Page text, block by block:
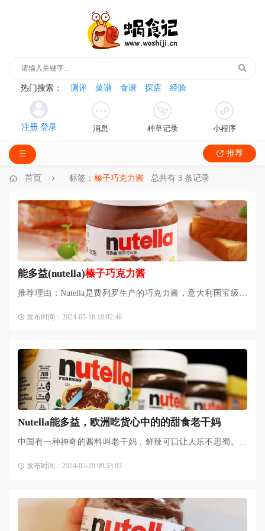
热门搜索： 测评 菜谱 食谱 探店 经验
消息 种草记录 小程序
推荐
首页 标签： 榛子巧克力酱 总共有 3 条记录
能多益(nutella)榛子巧克力酱
推荐理由：Nutella是费列罗生产的巧克力酱，意大利国宝级食
经典依旧，风靡全球，有着无法言喻的无穷美味，吃一口就恋
发布时间：2024-05-18 18:02:46
Nutella能多益，欧洲吃货心中的的甜食老干妈
中国有一种神奇的酱料叫老干妈，鲜辣可口让人乐不思蜀。欧
Nutella(能多益)名字的由来
发布时间：2024-05-20 09:53:03